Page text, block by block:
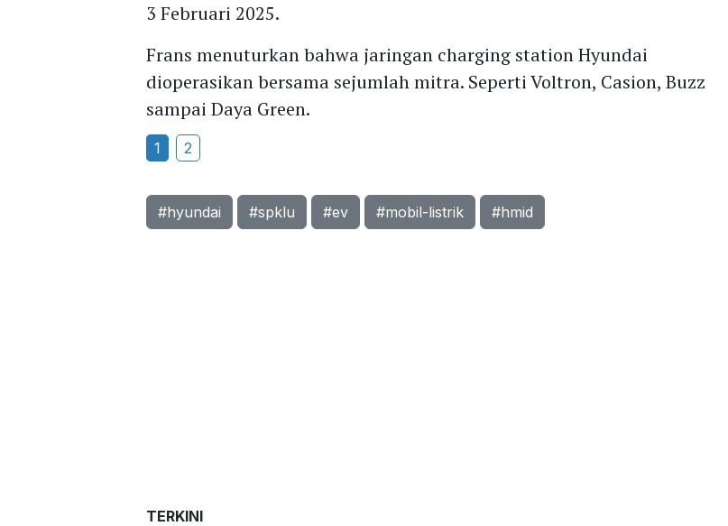
3 Februari 2025.
Frans menuturkan bahwa jaringan charging station Hyundai
dioperasikan bersama sejumlah mitra. Seperti Voltron, Casion, Buzz
sampai Daya Green.
1 2
#hyundai #spklu #ev #mobil-listrik #hmid
TERKINI